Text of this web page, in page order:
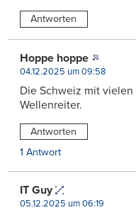
Antworten
Hoppe hoppe
04.12.2025 um 09:58
Die Schweiz mit
Wellenreiter.
Antworten
1 Antwort
IT Guy
05.12.2025 um 06:19